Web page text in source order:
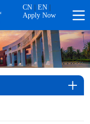
CN| EN|
Apply Now